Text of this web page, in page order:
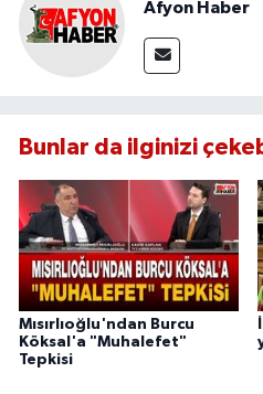
Afyon Haber
Bunlar da ilginizi
Mısırlıoğlu'ndan Burcu
Köksal'a "Muhalefet"
Tepkisi